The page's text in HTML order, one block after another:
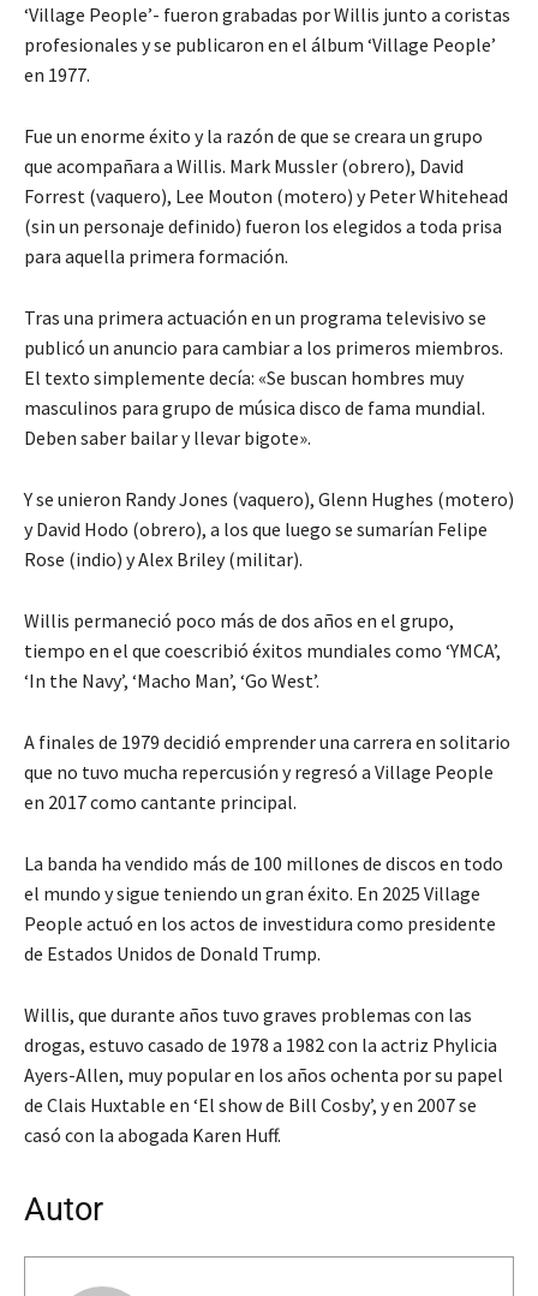
‘Village People’- fueron grabadas por Willis junto a coristas
profesionales y se publicaron en el álbum ‘Village People’
en 1977.
Fue un enorme éxito y la razón de que se creara un grupo
que acompañara a Willis. Mark Mussler (obrero), David
Forrest (vaquero), Lee Mouton (motero) y Peter Whitehead
(sin un personaje definido) fueron los elegidos a toda prisa
para aquella primera formación.
Tras una primera actuación en un programa televisivo se
publicó un anuncio para cambiar a los primeros miembros.
El texto simplemente decía: «Se buscan hombres muy
masculinos para grupo de música disco de fama mundial.
Deben saber bailar y llevar bigote».
Y se unieron Randy Jones (vaquero), Glenn Hughes (motero)
y David Hodo (obrero), a los que luego se sumarían Felipe
Rose (indio) y Alex Briley (militar).
Willis permaneció poco más de dos años en el grupo,
tiempo en el que coescribió éxitos mundiales como ‘YMCA’,
‘In the Navy’, ‘Macho Man’, ‘Go West’.
A finales de 1979 decidió emprender una carrera en solitario
que no tuvo mucha repercusión y regresó a Village People
en 2017 como cantante principal.
La banda ha vendido más de 100 millones de discos en todo
el mundo y sigue teniendo un gran éxito. En 2025 Village
People actuó en los actos de investidura como presidente
de Estados Unidos de Donald Trump.
Willis, que durante años tuvo graves problemas con las
drogas, estuvo casado de 1978 a 1982 con la actriz Phylicia
Ayers-Allen, muy popular en los años ochenta por su papel
de Clais Huxtable en ‘El show de Bill Cosby’, y en 2007 se
casó con la abogada Karen Huff.
Autor